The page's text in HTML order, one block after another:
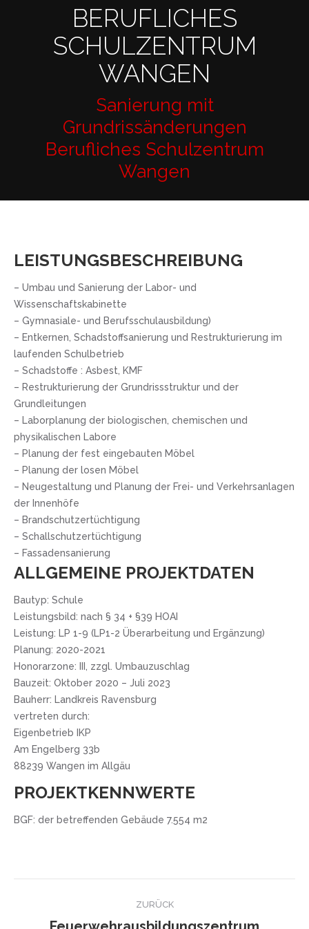
BERUFLICHES
SCHULZENTRUM
WANGEN
Sanierung mit
Grundrissänderungen
Berufliches Schulzentrum
Wangen
LEISTUNGSBESCHREIBUNG
– Umbau und Sanierung der Labor- und
Wissenschaftskabinette
– Gymnasiale- und Berufsschulausbildung)
– Entkernen, Schadstoffsanierung und Restrukturierung im
laufenden Schulbetrieb
– Schadstoffe : Asbest, KMF
– Restrukturierung der Grundrissstruktur und der
Grundleitungen
– Laborplanung der biologischen, chemischen und
physikalischen Labore
– Planung der fest eingebauten Möbel
– Planung der losen Möbel
– Neugestaltung und Planung der Frei- und Verkehrsanlagen
der Innenhöfe
– Brandschutzertüchtigung
– Schallschutzertüchtigung
– Fassadensanierung
ALLGEMEINE PROJEKTDATEN
Bautyp: Schule
Leistungsbild: nach § 34 + §39 HOAI
Leistung: LP 1-9 (LP1-2 Überarbeitung und Ergänzung)
Planung: 2020-2021
Honorarzone: III, zzgl. Umbauzuschlag
Bauzeit: Oktober 2020 – Juli 2023
Bauherr: Landkreis Ravensburg
vertreten durch:
Eigenbetrieb IKP
Am Engelberg 33b
88239 Wangen im Allgäu
PROJEKTKENNWERTE
BGF: der betreffenden Gebäude 7.554 m2
Kommentarnavigation
ZURÜCK